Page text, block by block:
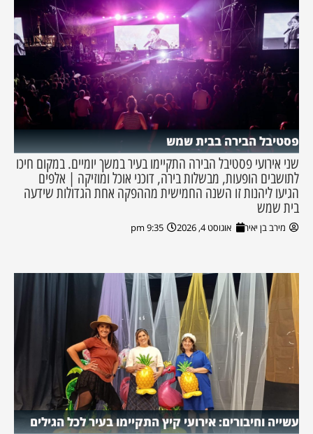
פסטיבל הבירה בבית שמש
שני אירועי פסטיבל הבירה התקיימו בעיר במשך יומיים. במקום חיכו
לתושבים הופעות, מבשלות בירה, דוכני אוכל ומוזיקה | אלפים
הגיעו ליהנות זו השנה החמישית מההפקה אחת הגדולות שידעה
בית שמש
מירב בן יאיר אוגוסט 4, 2026 9:35 pm
עשייה וחיבורים: אירועי קיץ התקיימו בעיר לכל הגילים